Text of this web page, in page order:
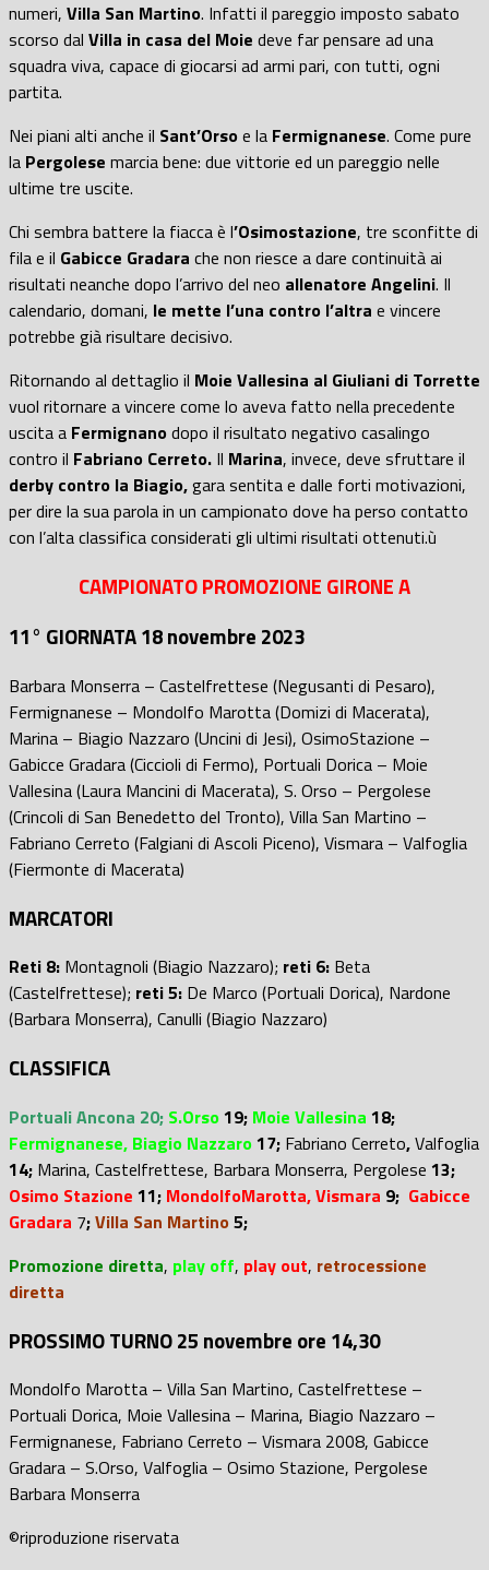
numeri, Villa San Martino. Infatti il pareggio imposto sabato
scorso dal Villa in casa del Moie deve far pensare ad una
squadra viva, capace di giocarsi ad armi pari, con tutti, ogni
partita.
Nei piani alti anche il Sant’Orsoe la Fermignanese. Come pure
la Pergolese marcia bene: due vittorie ed un pareggio nelle
ultime tre uscite.
Chi sembra battere la fiacca è l’Osimostazione, tre sconfitte di
fila e il Gabicce Gradara che non riesce a dare continuità ai
risultati neanche dopo l’arrivo del neo allenatore Angelini. Il
calendario, domani, le mette l’una contro l’altra e vincere
potrebbe già risultare decisivo.
Ritornando al dettaglio il Moie Vallesina al Giuliani di Torrette
vuol ritornare a vincere come lo aveva fatto nella precedente
uscita a Fermignanodopo il risultato negativo casalingo
contro il Fabriano Cerreto. Il Marina, invece, deve sfruttare il
derby contro la Biagio,gara sentita e dalle forti motivazioni,
per dire la sua parola in un campionato dove ha perso contatto
con l’alta classifica considerati gli ultimi risultati ottenuti.ù
CAMPIONATO PROMOZIONE GIRONE A
11° GIORNATA 18 novembre 2023
Barbara Monserra – Castelfrettese (Negusanti di Pesaro),
Fermignanese – Mondolfo Marotta (Domizi di Macerata),
Marina – Biagio Nazzaro (Uncini di Jesi), OsimoStazione –
Gabicce Gradara (Ciccioli di Fermo), Portuali Dorica – Moie
Vallesina (Laura Mancini di Macerata), S. Orso – Pergolese
(Crincoli di San Benedetto del Tronto), Villa San Martino –
Fabriano Cerreto (Falgiani di Ascoli Piceno), Vismara – Valfoglia
(Fiermonte di Macerata)
MARCATORI
Reti 8: Montagnoli (Biagio Nazzaro); reti 6: Beta
(Castelfrettese); reti 5: De Marco (Portuali Dorica), Nardone
(Barbara Monserra), Canulli (Biagio Nazzaro)
CLASSIFICA
Portuali Ancona 20; S.Orso19; Moie Vallesina 18;
Fermignanese, Biagio Nazzaro17; Fabriano Cerreto,Valfoglia
14; Marina, Castelfrettese, Barbara Monserra, Pergolese 13;
Osimo Stazione 11; MondolfoMarotta,Vismara 9; Gabicce
Gradara 7;Villa San Martino5;
Promozione diretta, play off, play out, retrocessione
diretta
PROSSIMO TURNO 25 novembre ore 14,30
Mondolfo Marotta – Villa San Martino, Castelfrettese –
Portuali Dorica, Moie Vallesina – Marina, Biagio Nazzaro –
Fermignanese, Fabriano Cerreto – Vismara 2008, Gabicce
Gradara – S.Orso, Valfoglia – Osimo Stazione, Pergolese
Barbara Monserra
©riproduzione riservata